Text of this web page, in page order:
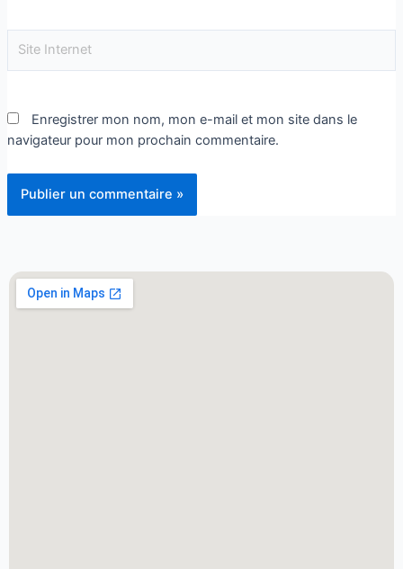
Enregistrer mon nom, mon e-mail et mon site dans le
navigateur pour mon prochain commentaire.